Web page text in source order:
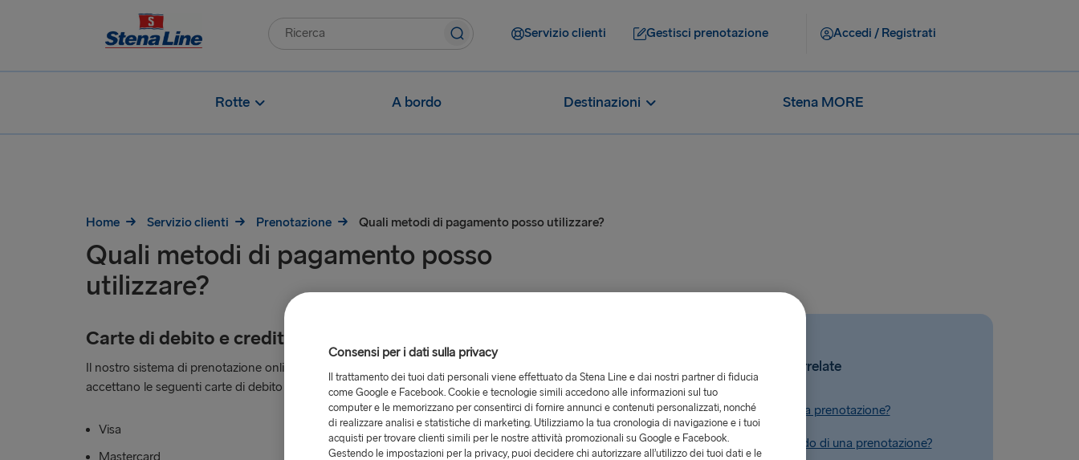
Servizio clienti Gestisci prenotazione Accedi / Registrati
Rotte A bordo Destinazioni Stena MORE
Home Servizio clienti Prenotazione Quali metodi di pagamento posso utilizzare?
Quali metodi di pagamento posso
utilizzare?
Carte di debito e credito
Il nostro sistema di prenotazione online, i nostri centri di contatto e i terminali
accettano le seguenti carte di debito o di credito:
Visa
Domande correlate
Come posso pagare la mia prenotazione?
Come posso pagare il saldo di una prenotazione?
Consensi per i dati sulla privacy
Il trattamento dei tuoi dati personali viene effettuato da Stena Line e dai nostri partner di fiducia
come Google e Facebook. Cookie e tecnologie simili accedono alle informazioni sul tuo
computer e le memorizzano per consentirci di fornire annunci e contenuti personalizzati, nonché
di realizzare analisi e statistiche di marketing. Utilizziamo la tua cronologia di navigazione e i tuoi
acquisti per trovare clienti simili per le nostre attività promozionali su Google e Facebook.
Gestendo le impostazioni per la privacy, puoi decidere chi autorizzare all’utilizzo dei tuoi dati e le